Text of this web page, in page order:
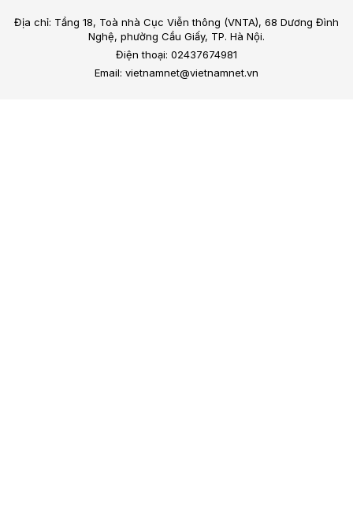
Địa chỉ: Tầng 18, Toà nhà Cục Viễn thông (VNTA), 68 Dương Đình
Nghệ, phường Cầu Giấy, TP. Hà Nội.
Điện thoại: 02437674981
Email: vietnamnet@vietnamnet.vn